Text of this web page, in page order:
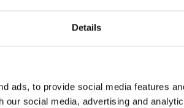
Details
ads, to provide social media features
our social media, advertising and
de mesurer des pièces et des
propose un grand nombre
ce qui permet de gagner en fiabilité